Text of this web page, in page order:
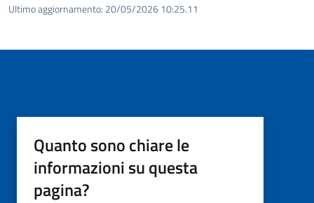
Ultimo aggiornamento: 20/05/2026 10:25.11
Quanto sono chiare le
informazioni su questa
pagina?